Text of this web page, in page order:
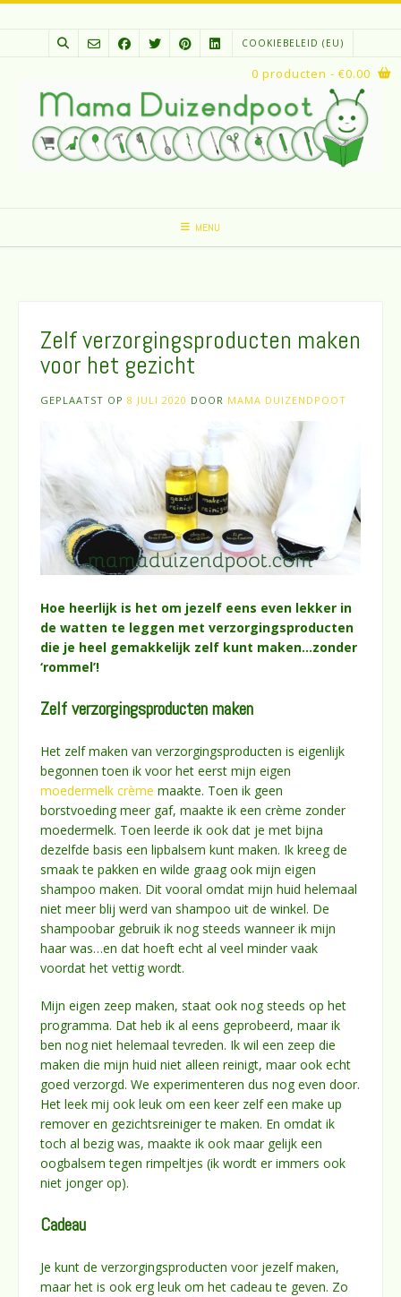
Spring
COOKIEBELEID (EU)
MENU
0 producten - €0.00
Zelf verzorgingsproducten maken
voor het gezicht
GEPLAATST OP 8 JULI 2020 DOOR MAMA DUIZENDPOOT
Hoe heerlijk is het om jezelf eens even lekker in
de watten te leggen met verzorgingsproducten
die je heel gemakkelijk zelf kunt maken…zonder
‘rommel’!
Zelf verzorgingsproducten maken
Het zelf maken van verzorgingsproducten is eigenlijk
begonnen toen ik voor het eerst mijn eigen
moedermelk crème maakte. Toen ik geen
borstvoeding meer gaf, maakte ik een crème zonder
moedermelk. Toen leerde ik ook dat je met bijna
dezelfde basis een lipbalsem kunt maken. Ik kreeg de
smaak te pakken en wilde graag ook mijn eigen
shampoo maken. Dit vooral omdat mijn huid helemaal
niet meer blij werd van shampoo uit de winkel. De
shampoobar gebruik ik nog steeds wanneer ik mijn
haar was…en dat hoeft echt al veel minder vaak
voordat het vettig wordt.
Mijn eigen zeep maken, staat ook nog steeds op het
programma. Dat heb ik al eens geprobeerd, maar ik
ben nog niet helemaal tevreden. Ik wil een zeep die
maken die mijn huid niet alleen reinigt, maar ook echt
goed verzorgd. We experimenteren dus nog even door.
Het leek mij ook leuk om een keer zelf een make up
remover en gezichtsreiniger te maken. En omdat ik
toch al bezig was, maakte ik ook maar gelijk een
oogbalsem tegen rimpeltjes (ik wordt er immers ook
niet jonger op).
Cadeau
Je kunt de verzorgingsproducten voor jezelf maken,
maar het is ook erg leuk om het cadeau te geven. Zo